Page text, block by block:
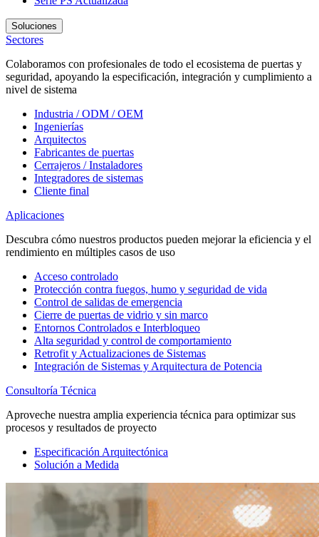
Soluciones
Sectores
Colaboramos con profesionales de todo el ecosistema de puertas y
seguridad, apoyando la especificación, integración y cumplimiento a
nivel de sistema
Industria / ODM / OEM
Ingenierías
Arquitectos
Fabricantes de puertas
Cerrajeros / Instaladores
Integradores de sistemas
Cliente final
Aplicaciones
Descubra cómo nuestros productos pueden mejorar la eficiencia y el
rendimiento en múltiples casos de uso
Acceso controlado
Protección contra fuegos, humo y seguridad de vida
Control de salidas de emergencia
Cierre de puertas de vidrio y sin marco
Entornos Controlados e Interbloqueo
Alta seguridad y control de comportamiento
Retrofit y Actualizaciones de Sistemas
Integración de Sistemas y Arquitectura de Potencia
Consultoría Técnica
Aproveche nuestra amplia experiencia técnica para optimizar sus
procesos y resultados de proyecto
Especificación Arquitectónica
Solución a Medida